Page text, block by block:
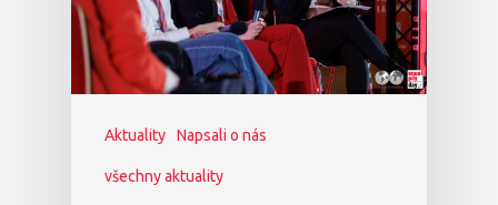
Aktuality Napsali o nás
všechny aktuality